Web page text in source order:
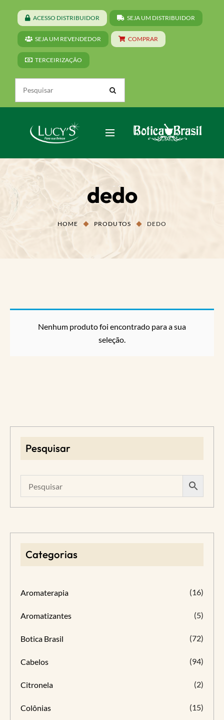
ACESSO DISTRIBUIDOR SEJA UM DISTRIBUIDOR
SEJA UM REVENDEDOR COMPRAR
TERCEIRIZAÇÃO
dedo
HOME PRODUTOS DEDO
Nenhum produto foi encontrado para a sua
seleção.
Pesquisar
Categorias
Aromaterapia (16)
Aromatizantes (5)
Botica Brasil (72)
Cabelos (94)
Citronela (2)
Colônias (15)